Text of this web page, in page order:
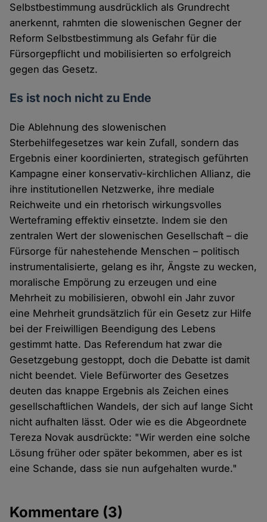
Selbstbestimmung ausdrücklich als Grundrecht
anerkennt, rahmten die slowenischen Gegner der
Reform Selbstbestimmung als Gefahr für die
Fürsorgepflicht und mobilisierten so erfolgreich
gegen das Gesetz.
Es ist noch nicht zu Ende
Die Ablehnung des slowenischen
Sterbehilfegesetzes war kein Zufall, sondern das
Ergebnis einer koordinierten, strategisch geführten
Kampagne einer konservativ-kirchlichen Allianz, die
ihre institutionellen Netzwerke, ihre mediale
Reichweite und ein rhetorisch wirkungsvolles
Werteframing effektiv einsetzte. Indem sie den
zentralen Wert der slowenischen Gesellschaft – die
Fürsorge für nahestehende Menschen – politisch
instrumentalisierte, gelang es ihr, Ängste zu wecken,
moralische Empörung zu erzeugen und eine
Mehrheit zu mobilisieren, obwohl ein Jahr zuvor
eine Mehrheit grundsätzlich für ein Gesetz zur Hilfe
bei der Freiwilligen Beendigung des Lebens
gestimmt hatte. Das Referendum hat zwar die
Gesetzgebung gestoppt, doch die Debatte ist damit
nicht beendet. Viele Befürworter des Gesetzes
deuten das knappe Ergebnis als Zeichen eines
gesellschaftlichen Wandels, der sich auf lange Sicht
nicht aufhalten lässt. Oder wie es die Abgeordnete
Tereza Novak ausdrückte: "Wir werden eine solche
Lösung früher oder später bekommen, aber es ist
eine Schande, dass sie nun aufgehalten wurde."
Kommentare (3)